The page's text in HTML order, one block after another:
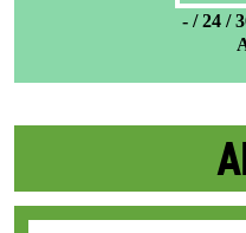
- / 24 /